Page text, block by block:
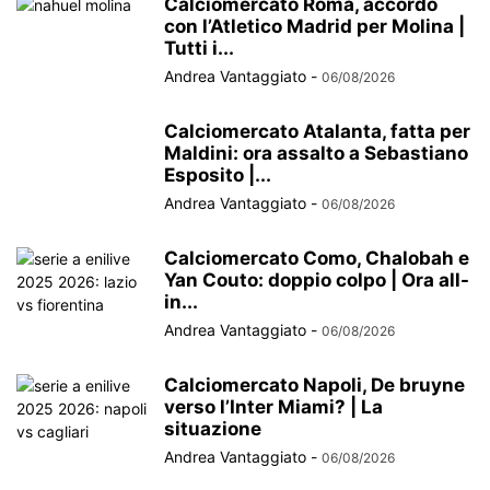
Calciomercato Roma, accordo
con l’Atletico Madrid per Molina |
Tutti i...
Andrea Vantaggiato - 06/08/2026
Calciomercato Atalanta, fatta per
Maldini: ora assalto a Sebastiano
Esposito |...
Andrea Vantaggiato - 06/08/2026
Calciomercato Como, Chalobah e
Yan Couto: doppio colpo | Ora all-
in...
Andrea Vantaggiato - 06/08/2026
Calciomercato Napoli, De bruyne
verso l’Inter Miami? | La
situazione
Andrea Vantaggiato - 06/08/2026